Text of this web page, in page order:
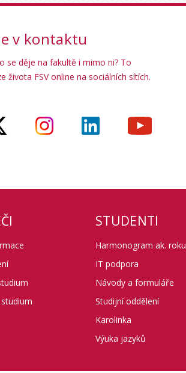
v kontaktu
se děje na fakultě i mimo ni? To
života FSV online na sociálních sítích.
STUDENTI
Harmonogram ak. roku
IT podpora
Návody a formuláře
Studijní oddělení
Karolinka
Výuka jazyků